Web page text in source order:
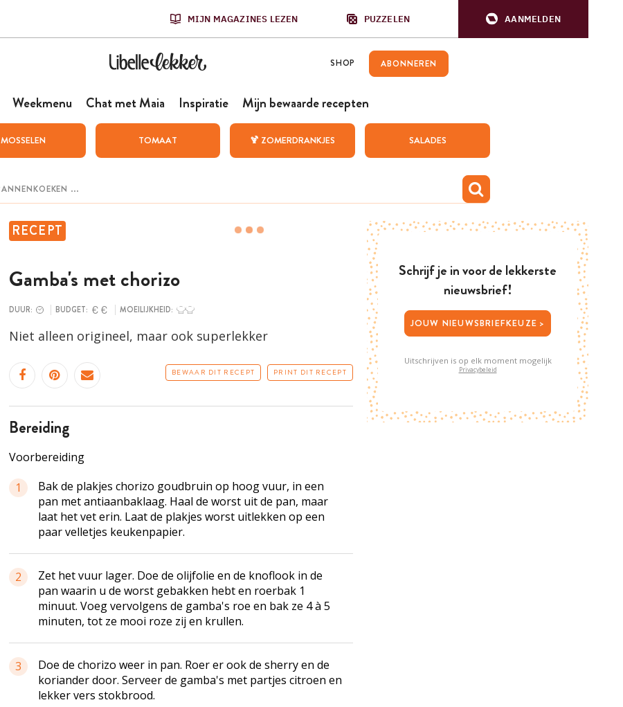
MIJN MAGAZINES LEZEN PUZZELEN AANMELDEN
SHOP ABONNEREN
Weekmenu Chat met Maia Inspiratie Mijn bewaarde recepten
MOSSELEN TOMAAT 🍹 ZOMERDRANKJES SALADES
RECEPT
Gamba's met chorizo
DUUR: BUDGET: MOEILIJKHEID:
Niet alleen origineel, maar ook superlekker
BEWAAR DIT RECEPT PRINT DIT RECEPT
bereiding
Voorbereiding
1
Bak de plakjes chorizo goudbruin op hoog vuur, in een
pan met antiaanbaklaag. Haal de worst uit de pan, maar
laat het vet erin. Laat de plakjes worst uitlekken op een
paar velletjes keukenpapier.
2
Zet het vuur lager. Doe de olijfolie en de knoflook in de
pan waarin u de worst gebakken hebt en roerbak 1
minuut. Voeg vervolgens de gamba's roe en bak ze 4 à 5
minuten, tot ze mooi roze zij en krullen.
3
Doe de chorizo weer in pan. Roer er ook de sherry en de
koriander door. Serveer de gamba's met partjes citroen en
lekker vers stokbrood.
Schrijf je in voor de lekkerste
nieuwsbrief!
JOUW NIEUWSBRIEFKEUZE >
Uitschrijven is op elk moment mogelijk
Privacybeleid